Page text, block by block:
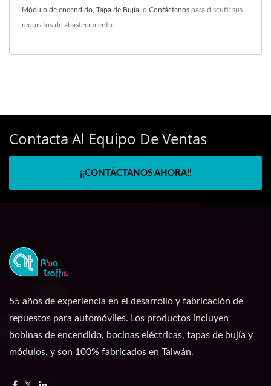
Módulo de encendido Tapa de Bujía , o Contáctenos para discutir sus
requisitos de abastecimiento.
Contacta Al Equipo De Ventas
¡¡CONTÁCTANOS AHORA!!
55 años de experiencia en el desarrollo y fabricación de
repuestos para automóviles. Los productos incluyen
bobinas de encendido, bocinas eléctricas, tapas de bujía y
módulos, y son 100% fabricados en Taiwán.